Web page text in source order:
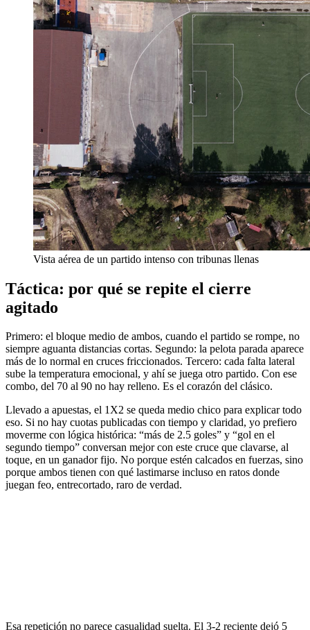
Vista aérea de un partido intenso con tribunas llenas
Táctica: por qué se repite el cierre
agitado
Primero: el bloque medio de ambos, cuando el partido se rompe, no
siempre aguanta distancias cortas. Segundo: la pelota parada aparece
más de lo normal en cruces friccionados. Tercero: cada falta lateral
sube la temperatura emocional, y ahí se juega otro partido. Con ese
combo, del 70 al 90 no hay relleno. Es el corazón del clásico.
Llevado a apuestas, el 1X2 se queda medio chico para explicar todo
eso. Si no hay cuotas publicadas con tiempo y claridad, yo prefiero
moverme con lógica histórica: “más de 2.5 goles” y “gol en el
segundo tiempo” conversan mejor con este cruce que clavarse, al
toque, en un ganador fijo. No porque estén calcados en fuerzas, sino
porque ambos tienen con qué lastimarse incluso en ratos donde
juegan feo, entrecortado, raro de verdad.
Esa repetición no parece casualidad suelta. El 3-2 reciente dejó 5